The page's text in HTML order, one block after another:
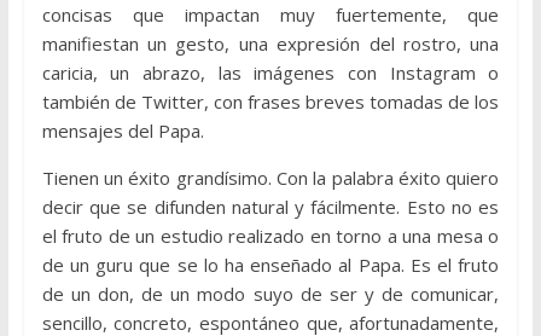
concisas que impactan muy fuertemente, que
manifiestan un gesto, una expresión del rostro, una
caricia, un abrazo, las imágenes con Instagram o
también de Twitter, con frases breves tomadas de los
mensajes del Papa.
Tienen un éxito grandísimo. Con la palabra éxito quiero
decir que se difunden natural y fácilmente. Esto no es
el fruto de un estudio realizado en torno a una mesa o
de un guru que se lo ha enseñado al Papa. Es el fruto
de un don, de un modo suyo de ser y de comunicar,
sencillo, concreto, espontáneo que, afortunadamente,